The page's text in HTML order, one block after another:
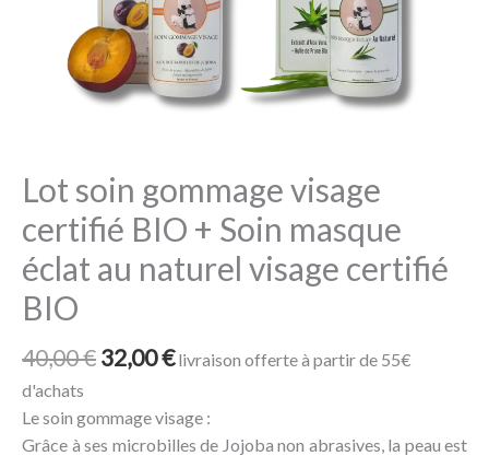
Lot soin gommage visage
certifié BIO + Soin masque
éclat au naturel visage certifié
BIO
40,00€ 32,00€ livraison offerte à partir de 55€
d'achats
Le soin gommage visage :
Grâce à ses microbilles de Jojoba non abrasives, la peau est